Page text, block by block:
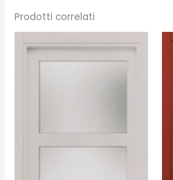
Prodotti correlati